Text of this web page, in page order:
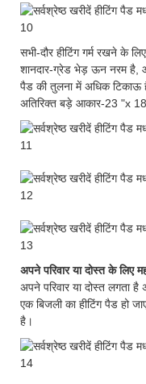
सभी-दौर हीटिंग गर्म रखने के लिए
शानदार-ग्रेड भेड़ ऊन नरम है,
पैड की तुलना में अधिक टिकाऊ
अतिरिक्त बड़े आकार-23 "x
अपने परिवार या दोस्त के लिए
अपने परिवार या दोस्त लगता है
एक बिजली का हीटिंग पैड हो
है।